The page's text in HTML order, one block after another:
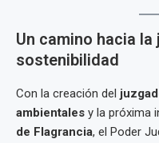
Un camino hacia
sostenibilidad
Con la creación del
ambientales y la próxima
de Flagrancia, el Poder